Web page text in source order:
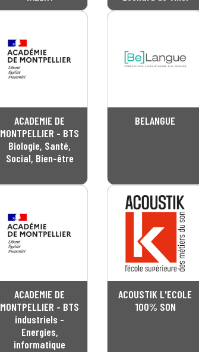
ACADEMIE DE
MONTPELLIER - BTS
Biologie, Santé,
Social, Bien-être
BELANGUE
ACADEMIE DE
MONTPELLIER - BTS
industriels -
Energies,
informatique
ACOUSTIK L'ECOLE
100% SON